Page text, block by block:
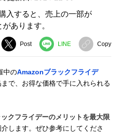
入すると、売上の一部が
あります。
Post LINE Copy
中のAmazonブラックフライデ
で、お得な価格で手に入れられる
クフライデーのメリットを最大限
介します。ぜひ参考にしてくださ